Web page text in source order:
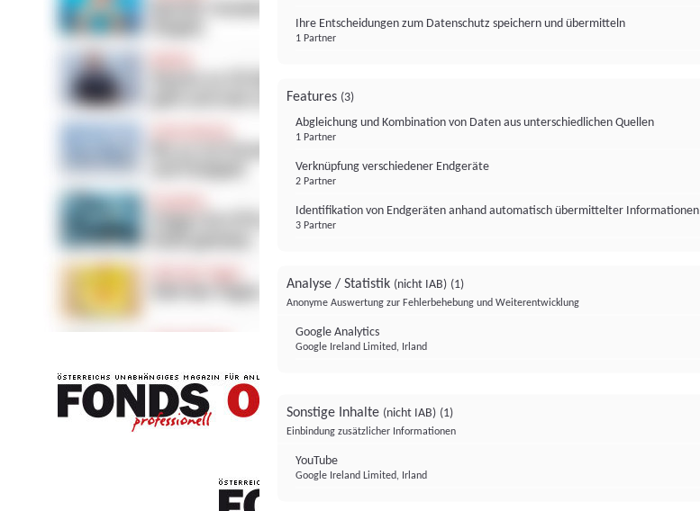
FONDS professionell
Ihre Entscheidungen zum Datenschutz speichern und übermitteln
1 Partner
Features (3)
Abgleichung und Kombination von Daten aus unterschiedlichen Quellen
1 Partner
Verknüpfung verschiedener Endgeräte
2 Partner
Identifikation von Endgeräten anhand automatisch übermittelter Informationen
3 Partner
Analyse / Statistik (nicht IAB) (1)
Anonyme Auswertung zur Fehlerbehebung und Weiterentwicklung
Google Analytics
Google Ireland Limited, Irland
Sonstige Inhalte (nicht IAB) (1)
Einbindung zusätzlicher Informationen
YouTube
Google Ireland Limited, Irland